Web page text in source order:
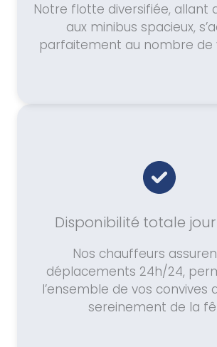
Notre flotte diversifiée, allant
aux minibus spacieux,
parfaitement au nombre de
Disponibilité totale
Nos chauffeurs
déplacements 24h/24,
l’ensemble de vos convives
sereinement de la